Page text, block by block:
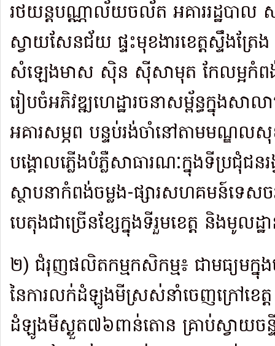
រថយន្តបណ្ណាល័យចល័ត អគាររដ្ឋបាល
ស្វាយសែនជ័យ ផ្ទះមុខងារខេត្តស្ទឹងត្រ
សំឡេងមាស ស៊ិន ស៊ីសាមុត កែលម្អកំពង់
រៀបចំអភិវឌ្ឍហេដ្ឋារចនាសម្ព័ន្ធក្នុងសាល
អគារសម្ភព បន្ទប់​រង់ចាំនៅតាមមណ្ឌលសុ
បង្គោលភ្លើងបំភ្លឺសាធារណៈក្នុងទីប្រជុំជ
ស្ថាបនាកំពង់ចម្លង-ផ្សារសហគមន៍ទេស
បេតុង​ជា​ច្រើនខ្សែក្នុងទីរួមខេត្ត និងមូលដ្ឋ
២) ជំរុញផលិតកម្មកសិកម្ម៖ ជាមធ្យមក្
នៃការលក់​ដំឡូងមីស្រស់​នាំ​ចេញ​ក្រៅខេ
ដំឡូងមីស្ងួត៧៦ពាន់តោន គ្រាប់ស្វាយច